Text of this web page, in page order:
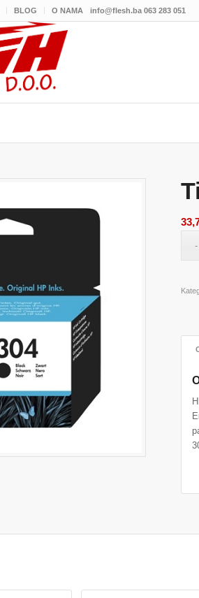
BLOG O NAMA info@flesh.ba 063 283 051